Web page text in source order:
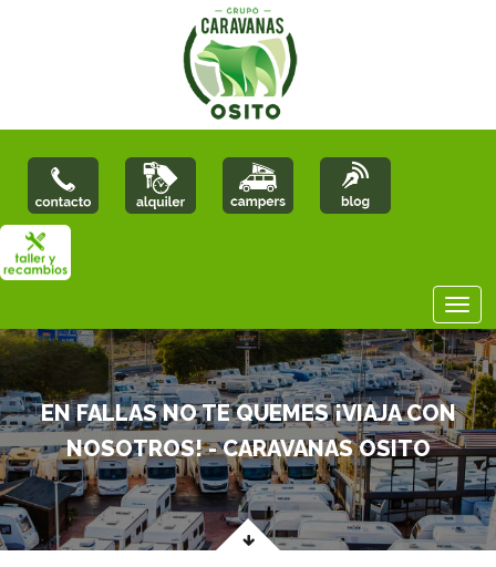
EN FALLAS NO TE QUEMES ¡VIAJA CON
NOSOTROS! - CARAVANAS OSITO